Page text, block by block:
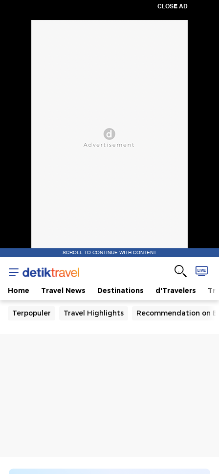
CLOSE AD
SCROLL TO CONTINUE WITH CONTENT
Home Travel News Destinations d'Travelers
Terpopuler Travel Highlights Recommendation on